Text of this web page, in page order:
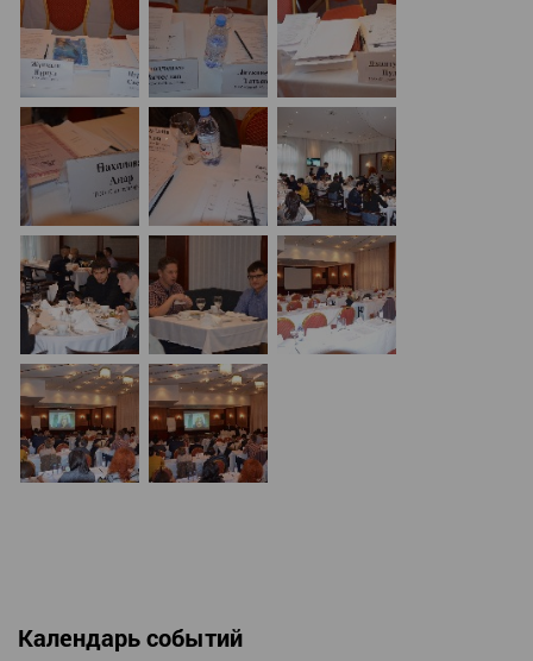
Календарь событий